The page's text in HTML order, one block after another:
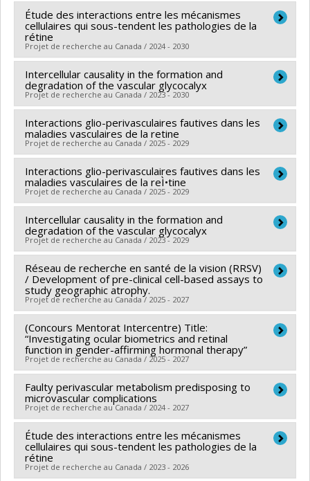
Lien vers le document dans Papyrus
Étude des interactions entre les mécanismes
cellulaires qui sous-tendent les pathologies de la
rétine
Projet de recherche au Canada / 2024 - 2030
Chercheur principal : Sergio Crespo-Garcia
Sources de financement :Université de Montréal
Programmes de subvention :PVXXXXXX-FEI sans
restriction
Intercellular causality in the formation and
degradation of the vascular glycocalyx
Projet de recherche au Canada / 2023 - 2030
Chercheur principal : Sergio Crespo-Garcia
Sources de financement :CRSNG/Conseil de
recherches en sciences naturelles et génie du Canada
(CRSNG)
Programmes de subvention :PVX20965-(RGP)
Programme de subvention à la découverte individuelle
ou de groupe
Interactions glio-perivasculaires fautives dans les
maladies vasculaires de la retine
Projet de recherche au Canada / 2025 - 2029
Chercheur principal : Sergio Crespo-Garcia
Sources de financement :FRQS/Fonds de recherche
du Québec - Santé (FRSQ)
Programmes de subvention :PVXXXXXX-Bourse de
chercheur-boursier : Junior 1
Interactions glio-perivasculaires fautives dans les
maladies vasculaires de la reÌ•tine
Projet de recherche au Canada / 2025 - 2029
Chercheur principal : Sergio Crespo-Garcia
Sources de financement :FRQS/Fonds de recherche
du Québec - Santé (FRSQ)
Programmes de subvention :PVXXXXXX-
Établissement de jeunes chercheurs Juniors 1
Intercellular causality in the formation and
degradation of the vascular glycocalyx
Projet de recherche au Canada / 2023 - 2029
Chercheur principal : Sergio Crespo-Garcia
Sources de financement :CRSNG/Conseil de
recherches en sciences naturelles et génie du Canada
(CRSNG)
Programmes de subvention :PVXXXXXX-(DGECR)
Tremplin vers la découverte
Réseau de recherche en santé de la vision (RRSV)
/ Development of pre-clinical cell-based assays to
study geographic atrophy.
Projet de recherche au Canada / 2025 - 2027
Chercheur principal : Michel Paques
Co-chercheurs : Santiago Costantino,Sergio Crespo-
Garcia
Sources de financement :
FRQS/Fonds de recherche
du Québec - Santé (FRSQ)
Programmes de subvention :
thématiques de recherche
(Concours Mentorat Intercentre) Title:
“Investigating ocular biometrics and retinal
function in gender-affirming hormonal therapy”
Projet de recherche au Canada / 2025 - 2027
Chercheur principal : André Tchernof
Co-chercheurs : Sergio Crespo-Garcia
Sources de financement :FRQS/Fonds de recherche
du Québec - Santé (FRSQ)
Programmes de subvention :
Faulty perivascular metabolism predisposing to
microvascular complications
Projet de recherche au Canada / 2024 - 2027
Chercheur principal : Sergio Crespo-Garcia
Sources de financement :FMCC/Fondation des
maladies du coeur du Canada
Étude des interactions entre les mécanismes
cellulaires qui sous-tendent les pathologies de la
rétine
Projet de recherche au Canada / 2023 - 2026